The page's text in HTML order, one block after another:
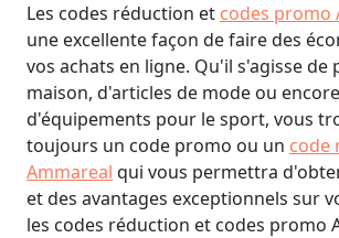
Les codes réduction et codes promo
une excellente façon de faire des
vos achats en ligne. Qu'il s'agisse
maison, d'articles de mode ou encore
d'équipements pour le sport, vous
toujours un code promo ou un code
Ammareal qui vous permettra
et des avantages exceptionnels sur
les codes réduction et codes promo